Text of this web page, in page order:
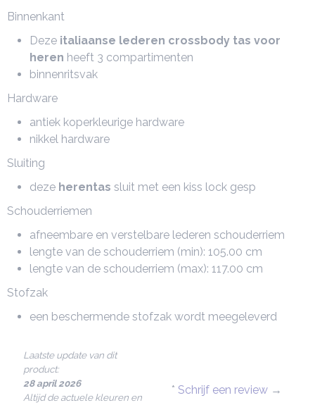
Binnenkant
Deze italiaanse lederen crossbody tas voor
heren heeft 3 compartimenten
binnenritsvak
Hardware
antiek koperkleurige hardware
nikkel hardware
Sluiting
deze herentas sluit met een kiss lock gesp
Schouderriemen
afneembare en verstelbare lederen schouderriem
lengte van de schouderriem (min): 105.00 cm
lengte van de schouderriem (max): 117.00 cm
Stofzak
een beschermende stofzak wordt meegeleverd
Laatste update van dit
product:
28 april 2026
Altijd de actuele kleuren en
* Schrijf een review →